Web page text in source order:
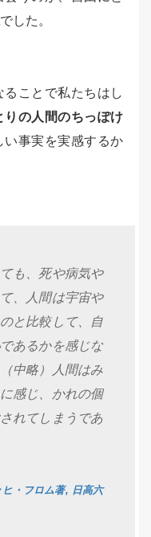
でした。
ことで私たちはし
りの人間のちっぽけ
い事実を実感するか
も、死や病気や
、人間は宇宙や
と比較して、自
であるかを感じな
中略）人間はみ
感じ、かれの個
れてしまうであ
ヒ・フロム著, 日高六